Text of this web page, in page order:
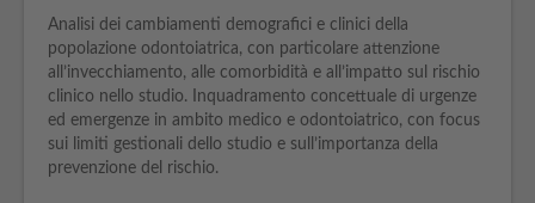
Analisi dei cambiamenti demografici e clinici della
popolazione odontoiatrica, con particolare attenzione
all’invecchiamento, alle comorbidità e all’impatto sul rischio
clinico nello studio. Inquadramento concettuale di urgenze
ed emergenze in ambito medico e odontoiatrico, con focus
sui limiti gestionali dello studio e sull’importanza della
prevenzione del rischio.